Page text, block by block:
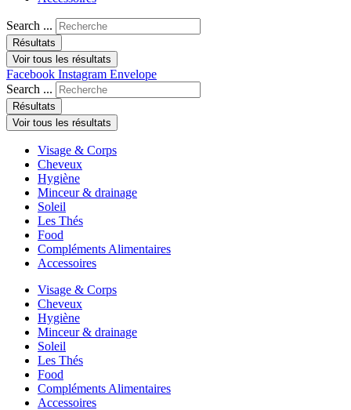
Search ...
Résultats
Voir tous les résultats
Facebook Instagram Envelope
Search ...
Résultats
Voir tous les résultats
Visage & Corps
Cheveux
Hygiène
Minceur & drainage
Soleil
Les Thés
Food
Compléments Alimentaires
Accessoires
Visage & Corps
Cheveux
Hygiène
Minceur & drainage
Soleil
Les Thés
Food
Compléments Alimentaires
Accessoires